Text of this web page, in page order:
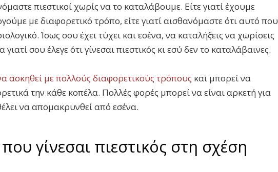
πιεστικοί χωρίς να το καταλάβουμε. Είτε γιατί έχουμε
με διαφορετικό τρόπο, είτε γιατί αισθανόμαστε ότι αυτό που
Ίσως σου έχει τύχει και εσένα, να καταλήξεις να χωρίσεις
σου έλεγε ότι γίνεσαι πιεστικός κι εσύ δεν το καταλάβαινες.
ασκηθεί με πολλούς διαφορετικούς τρόπους και μπορεί να
την κάθε κοπέλα. Πολλές φορές μπορεί να είναι αρκετή για
να απομακρυνθεί από εσένα.
γίνεσαι πιεστικός στη σχέση